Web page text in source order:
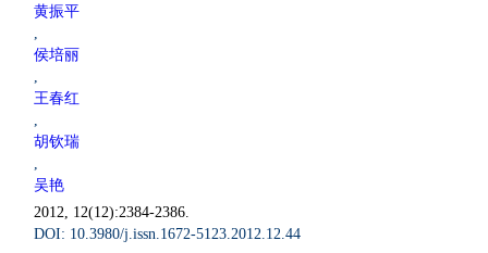
黄振平
,
侯培丽
,
王春红
,
胡钦瑞
,
吴艳
2012, 12(12):2384-2386.
DOI: 10.3980/j.issn.1672-5123.2012.12.44